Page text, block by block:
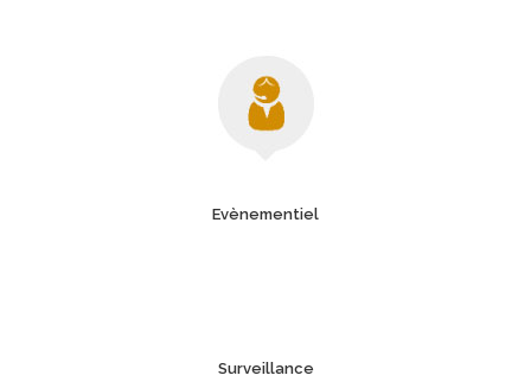
Evènementiel
Surveillance